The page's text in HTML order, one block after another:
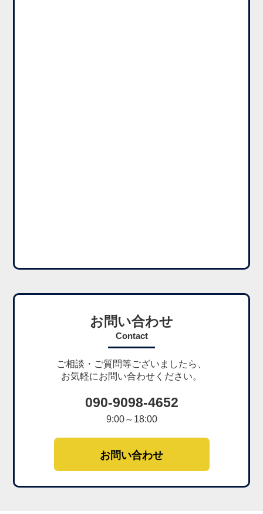
お問い合わせ
Contact
ご相談・ご質問等ございましたら、
お気軽にお問い合わせください。
090-9098-4652
9:00～18:00
お問い合わせ